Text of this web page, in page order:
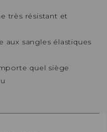
très résistant et
aux sangles élastiques
quel siège